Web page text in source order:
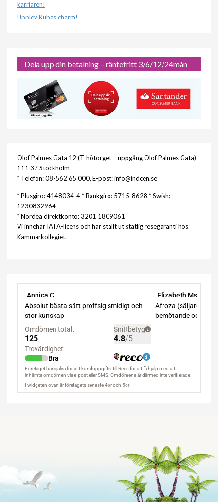
karriären!
Upplev Kubas charm!
Dela upp din betalning – räntefritt 3/6/12/24mån
Olof Palmes Gata 12 (T-hötorget – uppgång Olof Palmes Gata)
111 37 Stockholm
* Telefon: 08-562 65 000, E-post: info@indcen.se
* Plusgiro: 4148034-4 * Bankgiro: 5715-8628 * Swish:
1230832964
* Nordea direktkonto: 3201 1809061
Vi innehar IATA-licens och har ställt ut statlig resegaranti hos
Kammarkollegiet.